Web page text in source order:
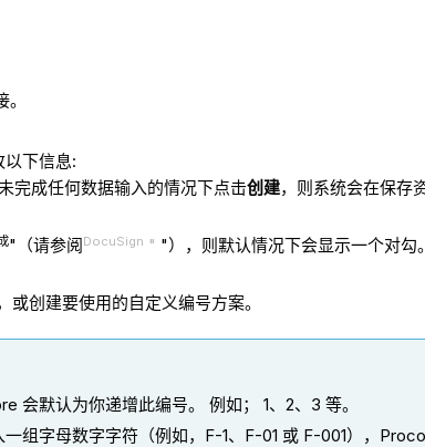
。
下信息:
完成任何数据输入的情况下点击创建，则系统会在保存
"（请参阅DocuSign " "），则默认情况下会显示一个对
创建要使用的自定义编号方案。
会默认为你递增此编号。 例如； 1、2、3 等。
组字母数字字符（例如，F-1、F-01 或 F-001），